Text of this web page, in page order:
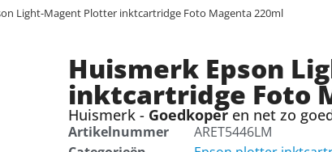
Light-Magent Plotter inktcartridge Foto Magenta 220ml
Huismerk Epson
inktcartridge Foto
Huismerk - Goedkoperen net zo
Artikelnummer
ARET5446LM